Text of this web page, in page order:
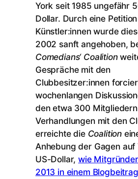
York seit 1985 ungefähr
Dollar. Durch eine
Künstler:innen wurde
2002 sanft angehoben,
Comedians‘ Coalition
Gespräche mit den
Clubbesitzer:innen
wochenlangen
den etwa 300
Verhandlungen mit den
erreichte die Coalition
Anhebung der Gagen
US-Dollar,wie
2013 in einem